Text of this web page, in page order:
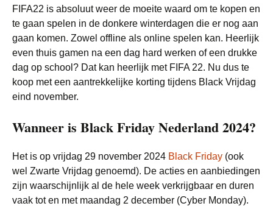
FIFA22 is absoluut weer de moeite waard om te kopen en
te gaan spelen in de donkere winterdagen die er nog aan
gaan komen. Zowel offline als online spelen kan. Heerlijk
even thuis gamen na een dag hard werken of een drukke
dag op school? Dat kan heerlijk met FIFA 22. Nu dus te
koop met een aantrekkelijke korting tijdens Black Vrijdag
eind november.
Wanneer is Black Friday Nederland 2024?
Het is op vrijdag 29 november 2024 Black Friday (ook
wel Zwarte Vrijdag genoemd). De acties en aanbiedingen
zijn waarschijnlijk al de hele week verkrijgbaar en duren
vaak tot en met maandag 2 december (Cyber Monday).